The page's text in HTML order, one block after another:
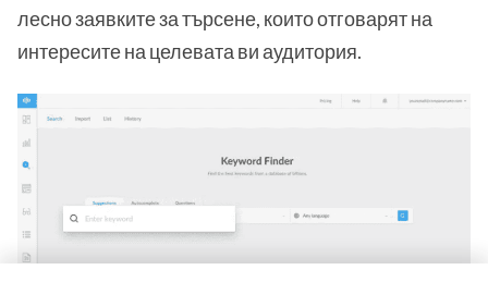
лесно заявките за търсене, които отговарят на
интересите на целевата ви аудитория.